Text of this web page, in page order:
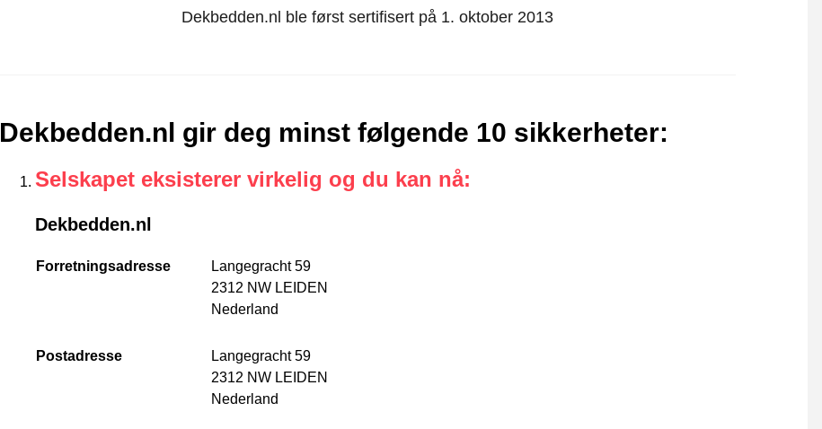
Dekbedden.nl ble først sertifisert på 1. oktober 2013
Dekbedden.nl gir deg minst følgende 10 sikkerheter:
Selskapet eksisterer virkelig og du kan nå:
Dekbedden.nl
Forretningsadresse
Langegracht 59
2312 NW LEIDEN
Nederland
Postadresse
Langegracht 59
2312 NW LEIDEN
Nederland